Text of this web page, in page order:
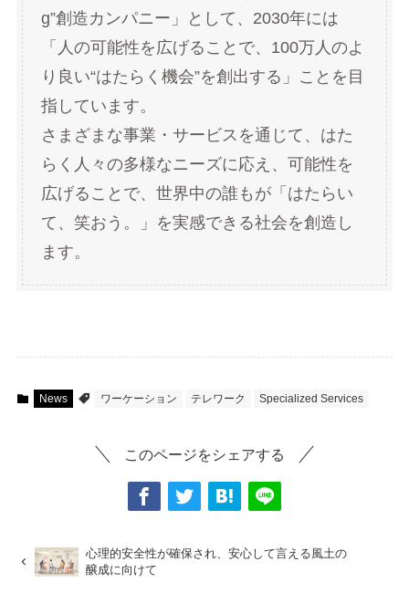
g”創造カンパニー」として、2030年には
「人の可能性を広げることで、100万人のよ
り良い“はたらく機会”を創出する」ことを目
指しています。
さまざまな事業・サービスを通じて、はた
らく人々の多様なニーズに応え、可能性を
広げることで、世界中の誰もが「はたらい
て、笑おう。」を実感できる社会を創造し
ます。
News ワーケーション テレワーク Specialized Services
このページをシェアする
心理的安全性が確保され、安心して言える風土の
醸成に向けて